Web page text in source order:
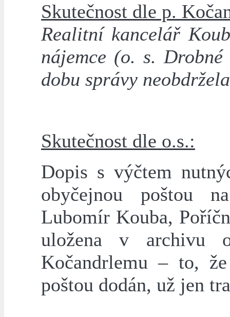
Skutečnost dle p.
Realitní kancelář
nájemce (o. s.
dobu správy
Skutečnost dle o.s.:
Dopis s výčtem
obyčejnou poštou
Lubomír Kouba,
uložena v archivu
Kočandrlemu – to,
poštou dodán, už jen